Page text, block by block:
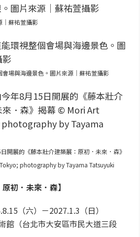
｜蘇祐萱攝影
場與海邊景色。圖片來源｜蘇祐萱攝影
開展的《藤本壯介建築展：原初．未來．森》
photography by Tayama Tatsuyuki
初．未來．森】
（六）－2027.1.3（日）
館（台北市大安區市民大道三段